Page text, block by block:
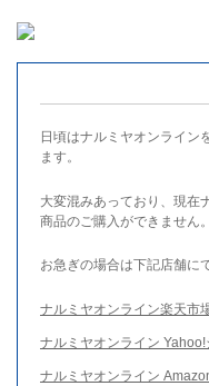
日頃はナルミヤオンライン
ます。
大変混みあっており、現在
商品のご購入ができません。
お急ぎの場合は下記店舗に
ナルミヤオンライン楽天市
ナルミヤオンライン
ナルミヤオンライン